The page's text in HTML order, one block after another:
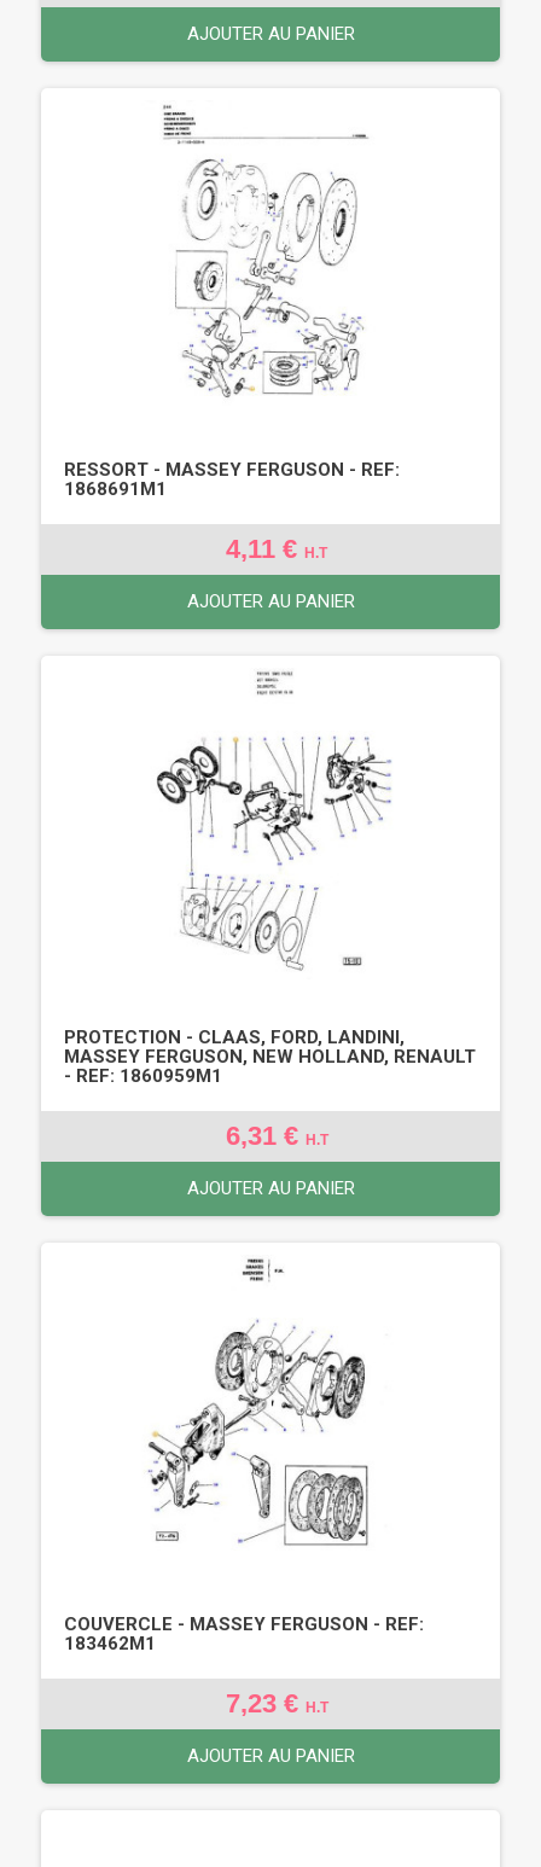
AJOUTER AU PANIER
RESSORT - MASSEY FERGUSON - REF:
1868691M1
4,11 € H.T
AJOUTER AU PANIER
PROTECTION - CLAAS, FORD, LANDINI,
MASSEY FERGUSON, NEW HOLLAND, RENAULT
- REF: 1860959M1
6,31 € H.T
AJOUTER AU PANIER
COUVERCLE - MASSEY FERGUSON - REF:
183462M1
7,23 € H.T
AJOUTER AU PANIER